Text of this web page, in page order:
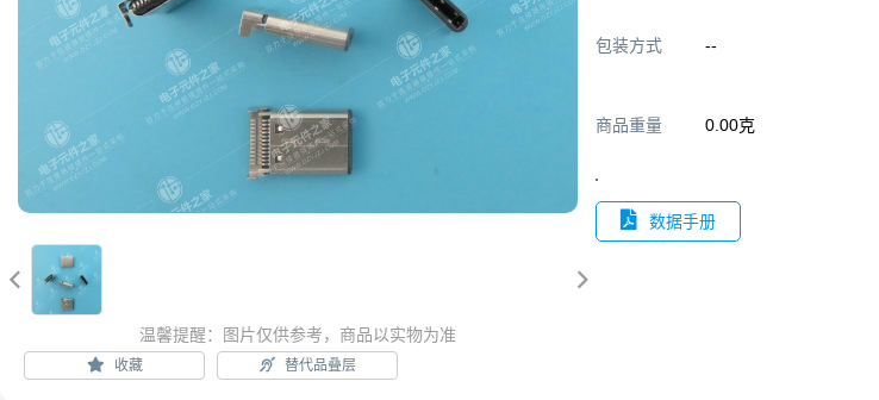
 
温馨提醒：图片仅供参考，商品以实物为准
收藏 替代品叠层
包装方式 --
商品重量 0.00克
数据手册